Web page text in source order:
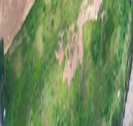
三